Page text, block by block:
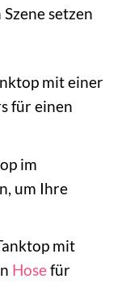
setzen
mit einer
für einen
im
um Ihre
mit
Hosefür